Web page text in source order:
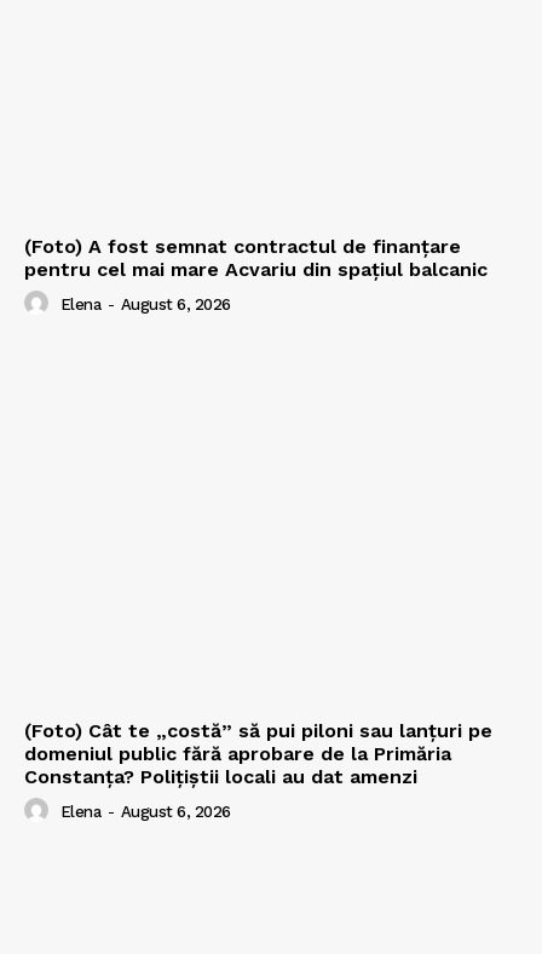
(Foto) A fost semnat contractul de finanțare
pentru cel mai mare Acvariu din spațiul balcanic
Elena - August 6, 2026
(Foto) Cât te „costă” să pui piloni sau lanțuri pe
domeniul public fără aprobare de la Primăria
Constanța? Polițiștii locali au dat amenzi
Elena - August 6, 2026